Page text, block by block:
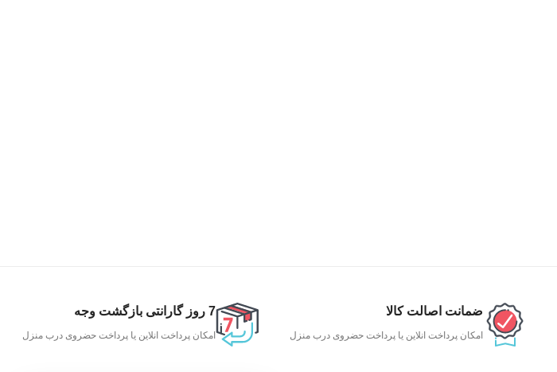
ضمانت اصالت کالا
امکان پرداخت انلاین یا پرداخت حضروی درب منزل
7 روز گارانتی بازگشت وجه
امکان پرداخت انلاین یا پرداخت حضروی درب منزل